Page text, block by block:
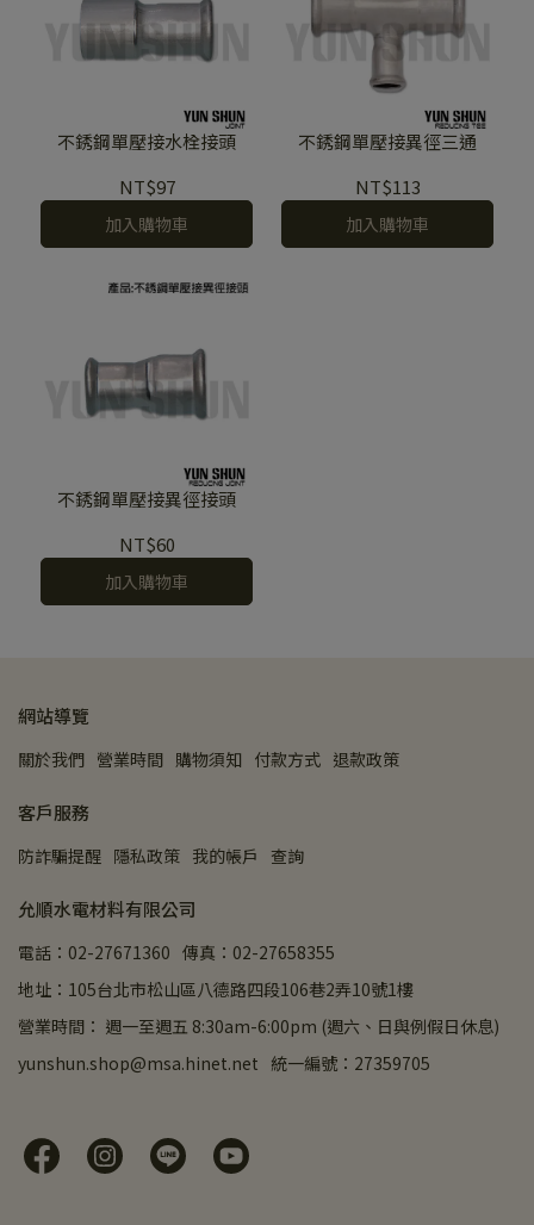
不銹鋼單壓接水栓接頭
NT$97
加入購物車
不銹鋼單壓接異徑三通
NT$113
加入購物車
不銹鋼單壓接異徑接頭
NT$60
加入購物車
網站導覽
關於我們 營業時間 購物須知 付款方式 退款政策
客戶服務
防詐騙提醒 隱私政策 我的帳戶 查詢
允順水電材料有限公司
電話：02-27671360 傳真：02-27658355
地址：105台北市松山區八德路四段106巷2弄10號1樓
營業時間： 週一至週五 8:30am-6:00pm (週六、日與例假日休息)
yunshun.shop@msa.hinet.net 統一編號：27359705